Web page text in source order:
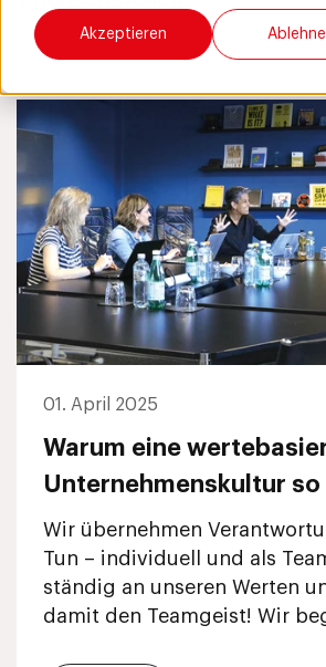
Akzeptieren
01. April 2025
Warum eine
Unternehmenskultur
Wir übernehmen
Tun – individuell und als
ständig an unseren Werten
damit den Teamgeist! Wir